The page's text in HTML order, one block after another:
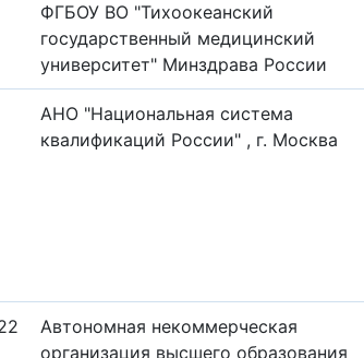
ФГБОУ ВО "Тихоокеанский
государственный медицинский
университет" Минздрава России
АНО "Национальная система
квалификаций России" , г. Москва
Автономная некоммерческая
организация высшего образования